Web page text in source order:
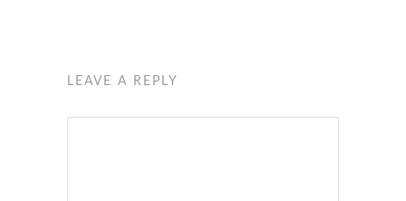
LEAVE A REPLY